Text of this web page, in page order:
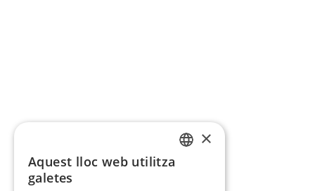
×
Aquest lloc web utilitza
galetes